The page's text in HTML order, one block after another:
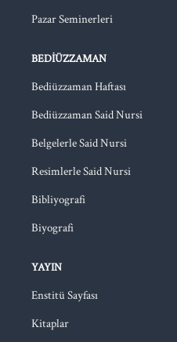
Pazar Seminerleri
BEDIÜZZAMAN
Bediüzzaman Haftası
Bediüzzaman Said Nursi
Belgelerle Said Nursi
Resimlerle Said Nursi
Bibliyografi
Biyografi
YAYIN
Enstitü Sayfası
Kitaplar